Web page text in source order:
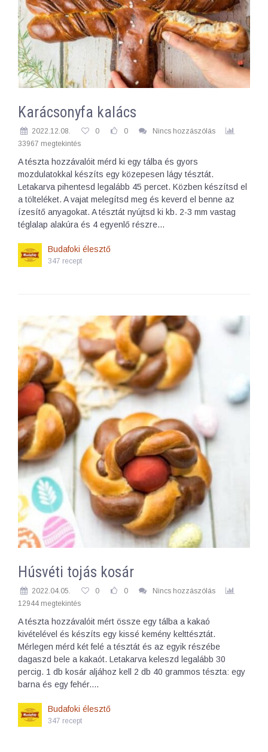
Karácsonyfa kalács
2022.12.08. 0 0
Nincs hozzászólás
33967 megtekintés
A tészta hozzávalóit mérd ki egy tálba és gyors
mozdulatokkal készíts egy közepesen lágy tésztát.
Letakarva pihentesd legalább 45 percet. Közben készítsd el
a tölteléket. A vajat melegítsd meg és keverd el benne az
ízesítő anyagokat. A tésztát nyújtsd ki kb. 2-3 mm vastag
téglalap alakúra és 4 egyenlő részre…
Budafoki élesztő
347 recept
Húsvéti tojás kosár
2022.04.05. 0 0
Nincs hozzászólás
12944 megtekintés
A tészta hozzávalóit mért össze egy tálba a kakaó
kivételével és készíts egy kissé kemény kelttésztát.
Mérlegen mérd két felé a tésztát és az egyik részébe
dagaszd bele a kakaót. Letakarva keleszd legalább 30
percig. 1 db kosár aljához kell 2 db 40 grammos tészta: egy
barna és egy fehér.…
Budafoki élesztő
347 recept